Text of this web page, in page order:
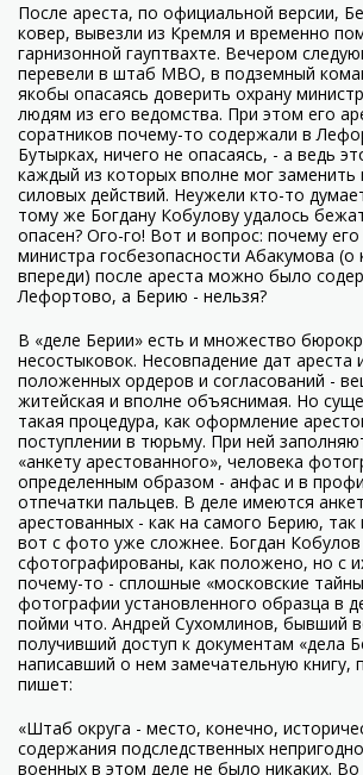
После ареста, по официальной версии,
ковер, вывезли из Кремля и временно
гарнизонной гауптвахте. Вечером
перевели в штаб МВО, в подземный
якобы опасаясь доверить охрану
людям из его ведомства. При этом его
соратников почему-то содержали в
Бутырках, ничего не опасаясь, - а ведь
каждый из которых вполне мог заменить
силовых действий. Неужели кто-то
тому же Богдану Кобулову удалось
опасен? Ого-го! Вот и вопрос: почему
министра госбезопасности Абакумова (о
впереди) после ареста можно было
Лефортово, а Берию - нельзя?
В «деле Берии» есть и множество
несостыковок. Несовпадение дат
положенных ордеров и согласований -
житейская и вполне объяснимая. Но
такая процедура, как оформление
поступлении в тюрьму. При ней
«анкету арестованного», человека
определенным образом - анфас и в
отпечатки пальцев. В деле имеются
арестованных - как на самого Берию,
вот с фото уже сложнее. Богдан
сфотографированы, как положено, но с
почему-то - сплошные «московские
фотографии установленного образца в
пойми что. Андрей Сухомлинов, бывший
получивший доступ к документам «дела
написавший о нем замечательную книгу,
пишет:
«Штаб округа - место, конечно,
содержания подследственных
военных в этом деле не было никаких. Во